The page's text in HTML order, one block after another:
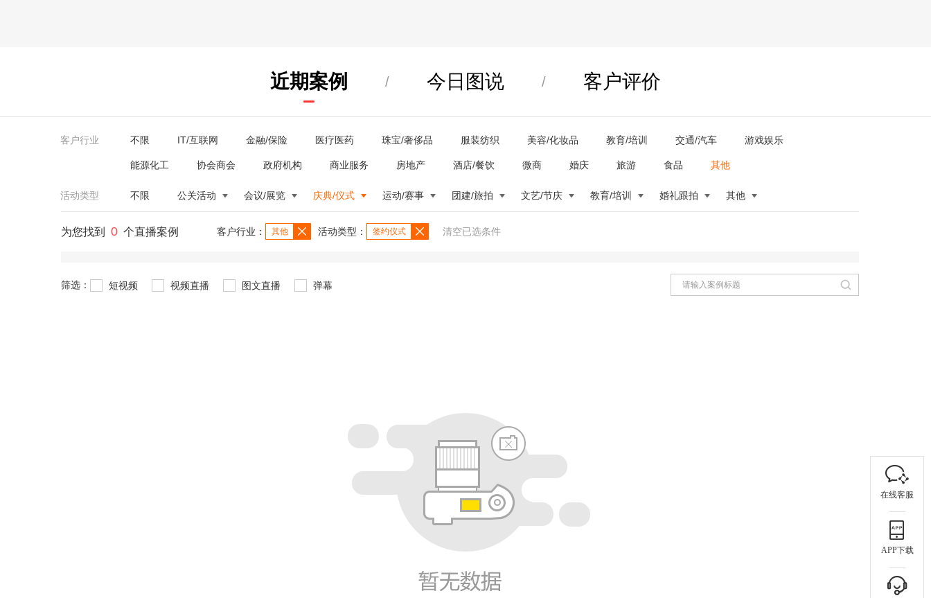
近期案例 / 今日图说 / 客户评价
客户行业 不限 IT/互联网 金融/保险 医疗医药 珠宝/奢侈品 服装纺织 美容/化妆品 教育/培训 交通/汽车 游戏娱乐
能源化工 协会商会 政府机构 商业服务 房地产 酒店/餐饮 微商 婚庆 旅游 食品 其他
活动类型 不限 公关活动 会议/展览 庆典/仪式 运动/赛事 团建/旅拍 文艺/节庆 教育/培训 婚礼跟拍 其他
为您找到 0 个直播案例 客户行业： 其他 活动类型： 签约仪式 清空已选条件
筛选： 短视频 视频直播 图文直播 弹幕
在线客服
APP下载